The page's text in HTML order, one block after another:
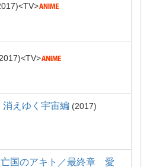
TV
2017 TV
消えゆく宇宙編
2017
国のアキト／最終章 愛